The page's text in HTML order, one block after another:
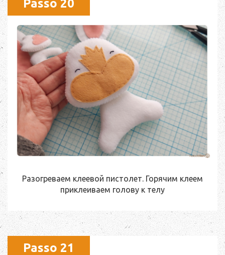
Passo 20
Разогреваем клеевой пистолет. Горячим клеем
приклеиваем голову к телу
Passo 21